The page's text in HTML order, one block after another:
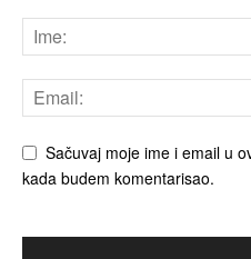
Sačuvaj moje ime i email u
kada budem komentarisao.